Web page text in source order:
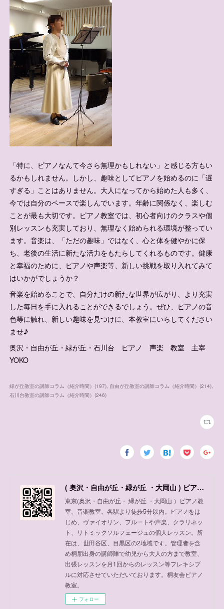
「特に、ピアノなんて今さら無理かもしれない」と感じる方もい
るかもしれません。しかし、趣味としてピアノを始めるのに「遅
すぎる」ことはありません。大人になってから始めた人も多く、
今では自分のペースで楽しんでいます。年齢に関係なく、楽しむ
ことが最も大切です。ピアノ教室では、初心者向けのクラスや個
別レッスンも充実しており、無理なく始められる環境が整ってい
ます。音楽は、「ただの趣味」ではなく、心と体を健やかに保
ち、老後の生活に新たな活力をもたらしてくれるものです。健康
と幸福のために、ピアノや声楽等、新しい挑戦を取り入れてみて
はいかがでしょうか？
音楽を始めることで、自分だけの新たな世界が広がり、より充実
した毎日を手に入れることができるでしょう。ぜひ、ピアノの音
色等に触れ、新しい趣味を見つけに、本教室にいらしてください
ませ♪
奥沢・自由が丘・緑が丘・石川台 ピアノ 声楽 教室 主宰
YOKO
緑が丘教室の講師コラム（紹介時間） (197) 自由が丘教室の講師コラム（紹介時間） (214)
石川台教室の講師コラム（紹介時間） (246)
( 奥沢・自由が丘・緑が丘 ・大岡山 ) ピアノ教室、音楽教室
東京(奥沢・自由が丘・ 緑が丘 ・大岡山 ）ピアノ教
室、音楽教室。各駅より徒歩5分以内。ピアノをは
じめ、ヴァイオリン、フルートや声楽、クラリネッ
ト、リトミックソルフェージュの個人レッスン。所
在は、世田谷区、目黒区の2地域です。管理者を含
め桐朋出身の講師陣で幼児から大人の方まで教室、
出張レッスンを月1回からのレッスン等フレキシブ
ルに対応させていただいております。桐友会ピアノ
教室。
フォロー